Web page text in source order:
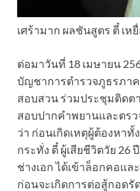
เศร้ามาก ผลชันสูตร ตี๋ เห
ต่อมาวันที่ 18 เมษายน
บัญชาการตำรวจภูธรภา
สอบสวน ร่วมประชุมติดต
สอบปากคำพยานและตร
ว่า ก่อนเกิดเหตุผู้ต้องหา
กระทั่ง ตี๋ ผู้เสียชีวิตวัย 26
ช่างเอก ได้เข้าล็อกคอแ
ก่อนจะเกิดการต่อสู้กอดรั